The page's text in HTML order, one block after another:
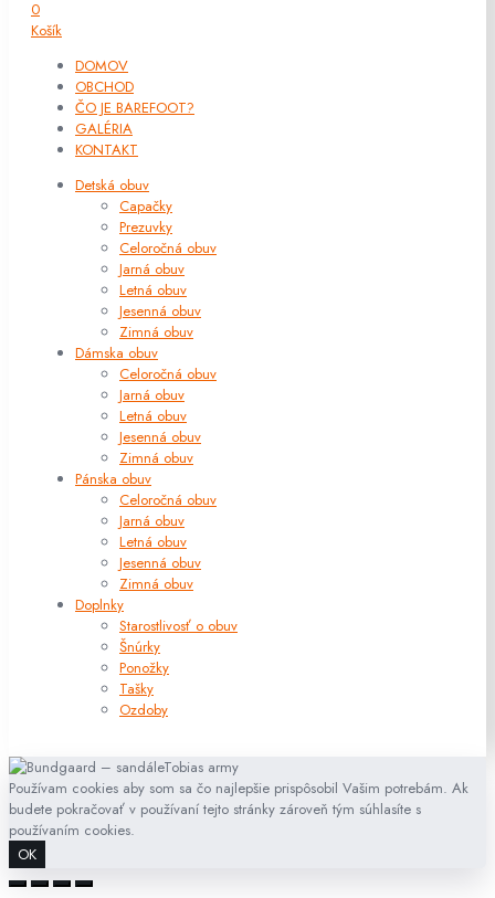
0
Košík
DOMOV
OBCHOD
ČO JE BAREFOOT?
GALÉRIA
KONTAKT
Detská obuv
Capačky
Prezuvky
Celoročná obuv
Jarná obuv
Letná obuv
Jesenná obuv
Zimná obuv
Dámska obuv
Celoročná obuv
Jarná obuv
Letná obuv
Jesenná obuv
Zimná obuv
Pánska obuv
Celoročná obuv
Jarná obuv
Letná obuv
Jesenná obuv
Zimná obuv
Doplnky
Starostlivosť o obuv
Šnúrky
Ponožky
Tašky
Ozdoby
Používam cookies aby som sa čo najlepšie prispôsobil Vašim potrebám. Ak
budete pokračovať v používaní tejto stránky zároveň tým súhlasíte s
používaním cookies.
OK